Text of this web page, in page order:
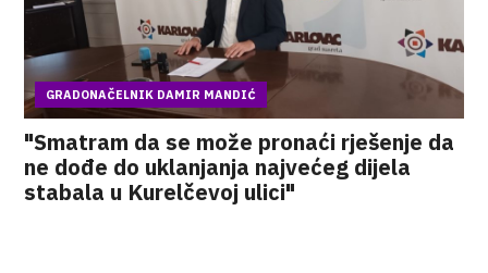
GRADONAČELNIK DAMIR MANDIĆ
"Smatram da se može pronaći rješenje da
ne dođe do uklanjanja najvećeg dijela
stabala u Kurelčevoj ulici"